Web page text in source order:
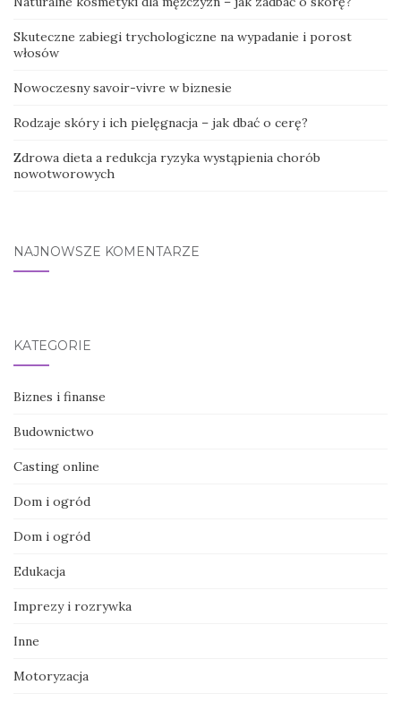
Skuteczne zabiegi trychologiczne na wypadanie i porost
włosów
Nowoczesny savoir-vivre w biznesie
Rodzaje skóry i ich pielęgnacja – jak dbać o cerę?
Zdrowa dieta a redukcja ryzyka wystąpienia chorób
nowotworowych
NAJNOWSZE KOMENTARZE
KATEGORIE
Biznes i finanse
Budownictwo
Casting online
Dom i ogród
Dom i ogród
Edukacja
Imprezy i rozrywka
Inne
Motoryzacja